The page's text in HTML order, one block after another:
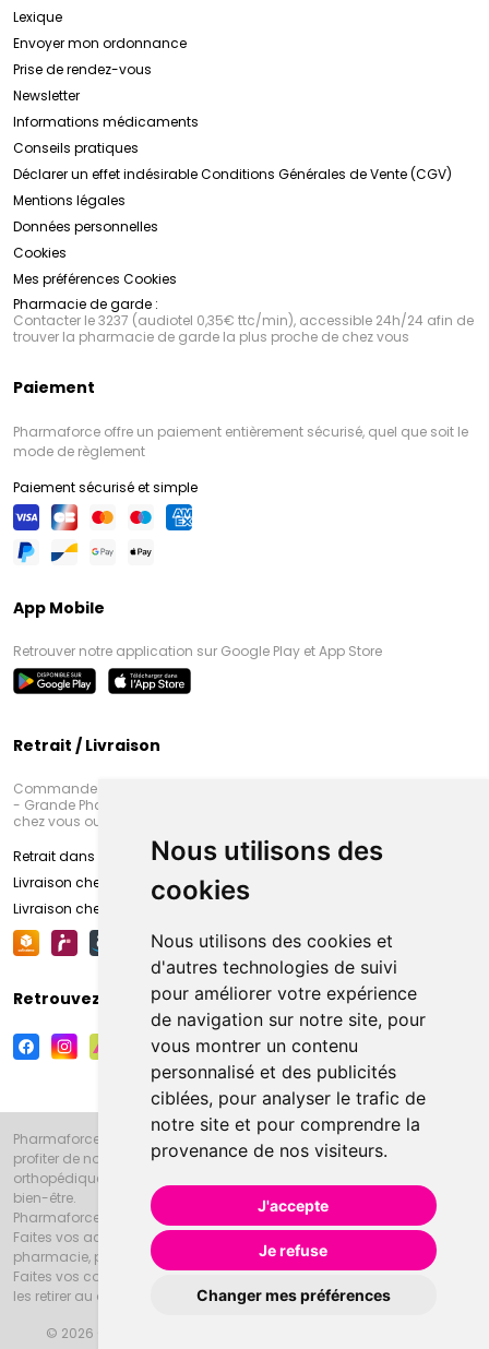
Nous utilisons des
cookies
Nous utilisons des cookies et
d'autres technologies de suivi
pour améliorer votre expérience
de navigation sur notre site, pour
vous montrer un contenu
personnalisé et des publicités
ciblées, pour analyser le trafic de
notre site et pour comprendre la
provenance de nos visiteurs.
J'accepte
Je refuse
Changer mes préférences
Lexique
Envoyer mon ordonnance
Prise de rendez-vous
Newsletter
Informations médicaments
Conseils pratiques
Déclarer un effet indésirableConditions Générales de Vente (CGV)
Mentions légales
Données personnelles
Cookies
Mes préférences Cookies
Pharmacie de garde :
Contacter le 3237 (audiotel 0,35€ ttc/min), accessible 24h/24 afin de
trouver la pharmacie de garde la plus proche de chez vous
Paiement
Pharmaforce offre un paiement entièrement sécurisé, quel que soit le
mode de règlement
Paiement sécurisé et simple
App Mobile
Retrouver notre application sur Google Play et App Store
Retrait / Livraison
Commandez en ligne et venez chercher votre commande à Amiens
- Grande Pharmacie d’Amiens (Fachon) ou recevez-là rapidement
chez vous ou en point retrait
Retrait dans la pharmacie d’Amiens
Livraison chez vous
Livraison chez votre commerçant
Retrouvez-nous sur vos réseaux sociaux
Pharmaforce.fr et la Grande Pharmacie d’Amiens vous souhaitent de
profiter de notre accueil, de nos conseils pharmaceutiques,
orthopédiques, homéopathiques, parapharmaceutiques, beauté et
bien-être.
Pharmaforce.fr est le site internet de la Grande Pharmacie d’Amiens.
Faites vos achats en ligne grâce à un choix de 20000 références en
pharmacie, parapharmacie, diététique et animaux (vétérinaire).
Faites vos courses de pharmacie et parapharmacie en ligne et venez
les retirer au drive ou vous les faire livrer à domicile.
© 2026 Grande Pharmacie d’Amiens